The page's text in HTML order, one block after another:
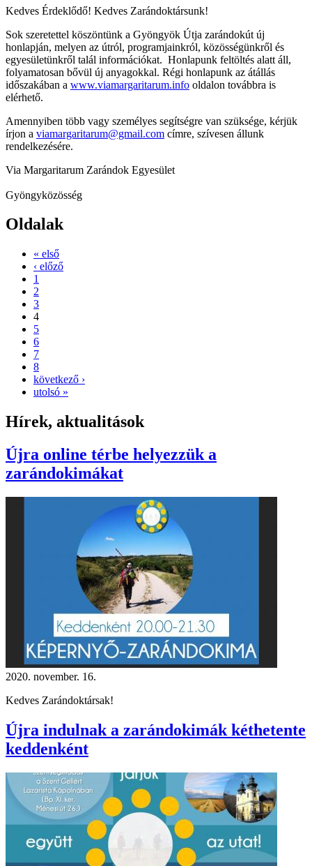
Kedves Érdeklődő! Kedves Zarándoktársunk!
Sok szeretettel köszöntünk a Gyöngyök Útja zarándokút új
honlapján, melyen az útról, programjainkról, közösségünkről és
egyesületünkről talál információkat. Honlapunk feltöltés alatt áll,
folyamatosan bővül új anyagokkal. Régi honlapunk az átállás
időszakában a www.viamargaritarum.info oldalon továbbra is
elérhető.
Amennyiben több vagy személyes segítségre van szüksége, kérjük
írjon a viamargaritarum@gmail.com címre, szívesen állunk
rendelkezésére.
Via Margaritarum Zarándok Egyesület
Gyöngyközösség
Oldalak
« első
‹ előző
1
2
3
4
5
6
7
8
következő ›
utolsó »
Hírek, aktualitások
Újra online térbe helyezzük a
zarándokimákat
2020. november. 16.
Kedves Zarándoktársak!
Újra indulnak a zarándokimák kéthetente
keddenként